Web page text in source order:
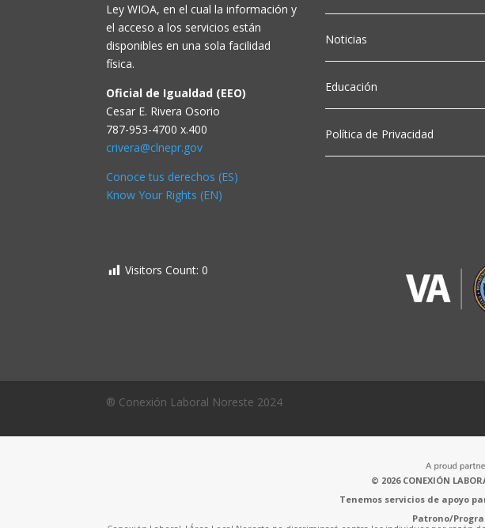
Ley WIOA, en el cual la información y
el acceso a los servicios están
disponibles en una sola facilidad
física.
Oficial de Igualdad (EEO)
Cesar E. Rivera Osorio
787-953-4700 x.400
crivera@clnepr.gov
Conoce tus derechos (ES)
Know Your Rights (EN)
Noticias
Educación
Política de Privacidad
Visitors Count: 0
® Conexión Laboral Noreste 2024
© 2026 CONEXIÓN
Tenemos servicios de apoyo
Patrono/